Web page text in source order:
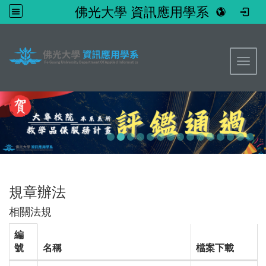
佛光大學 資訊應用學系
規章辦法
相關法規
編
號
名稱 檔案下載